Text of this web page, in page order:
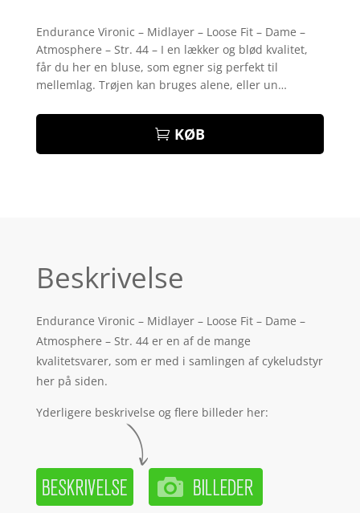
ud af 5
baseret
på
kundebed
ømmels
Endurance Vironic – Midlayer – Loose Fit – Dame –
Atmosphere – Str. 44 – I en lækker og blød kvalitet,
får du her en bluse, som egner sig perfekt til
mellemlag. Trøjen kan bruges alene, eller un…
KØB
Beskrivelse
Endurance Vironic – Midlayer – Loose Fit – Dame –
Atmosphere – Str. 44 er en af de mange
kvalitetsvarer, som er med i samlingen af cykeludstyr
her på siden.
Yderligere beskrivelse og flere billeder her: